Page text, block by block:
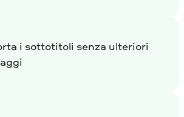
i sottotitoli senza ulteriori